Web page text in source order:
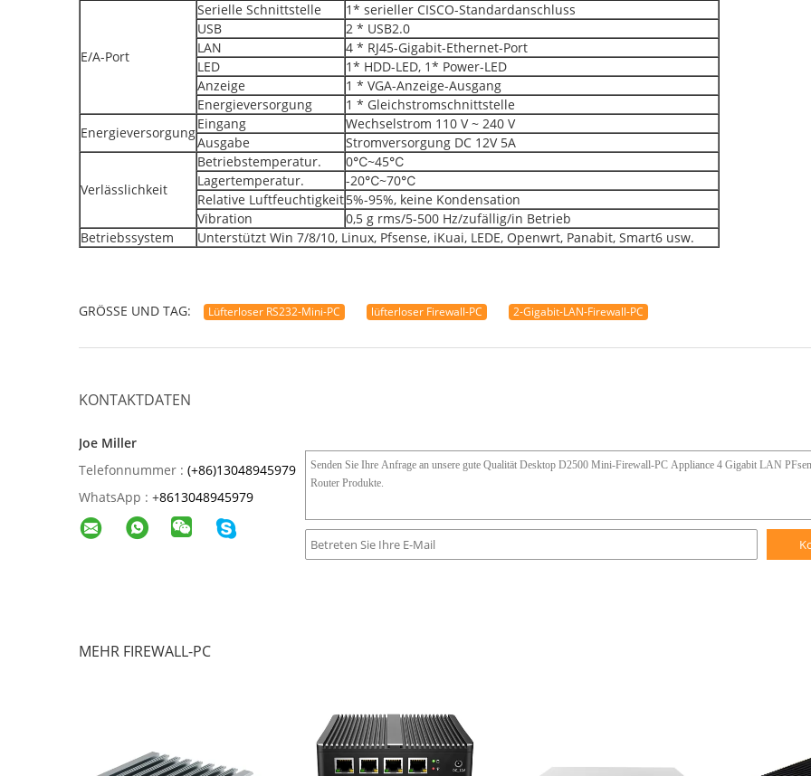
E/A-Port
Serielle Schnittstelle
1* serieller CISCO-Standardanschluss
USB
2 * USB2.0
LAN
4 * RJ45-Gigabit-Ethernet-Port
LED
1* HDD-LED, 1* Power-LED
Anzeige
1 * VGA-Anzeige-Ausgang
Energieversorgung
1 * Gleichstromschnittstelle
Energieversorgung
Eingang
Wechselstrom 110 V ~ 240 V
Ausgabe
Stromversorgung DC 12V 5A
Verlässlichkeit
Betriebstemperatur.
0℃~45℃
Lagertemperatur.
-20℃~70℃
Relative Luftfeuchtigkeit5%-95%, keine Kondensation
Vibration
0,5 g rms/5-500 Hz/zufällig/in Betrieb
Betriebssystem
Unterstützt Win 7/8/10, Linux, Pfsense, iKuai, LEDE, Openwrt, Panabit, Smart6 usw.
GRÖSSE UND TAG: Lüfterloser RS232-Mini-PC lüfterloser Firewall-PC 2-Gigabit-LAN-Firewall-PC
KONTAKTDATEN
Joe Miller
Telefonnummer : (+86)13048945979
WhatsApp : +8613048945979
MEHR FIREWALL-PC